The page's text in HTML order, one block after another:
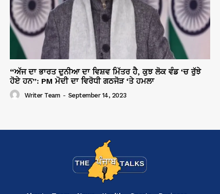
“ਅੱਜ ਦਾ ਭਾਰਤ ਦੁਨੀਆ ਦਾ ਵਿਸ਼ਵ ਮਿੱਤਰ ਹੈ, ਕੁਝ ਲੋਕ ਵੰਡ ‘ਚ ਰੁੱਝੇ
ਹੋਏ ਹਨ”: PM ਮੋਦੀ ਦਾ ਵਿਰੋਧੀ ਗਠਜੋੜ ‘ਤੇ ਹਮਲਾ
Writer Team - September 14, 2023